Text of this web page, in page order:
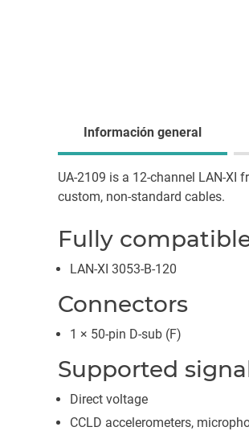
Información general
UA-2109 is a 12-channel LAN-
custom, non-standard cables.
Fully
LAN-XI 3053-B-120
Connectors
1 × 50-pin D-sub (F)
Supported
Direct voltage
CCLD accelerometers,